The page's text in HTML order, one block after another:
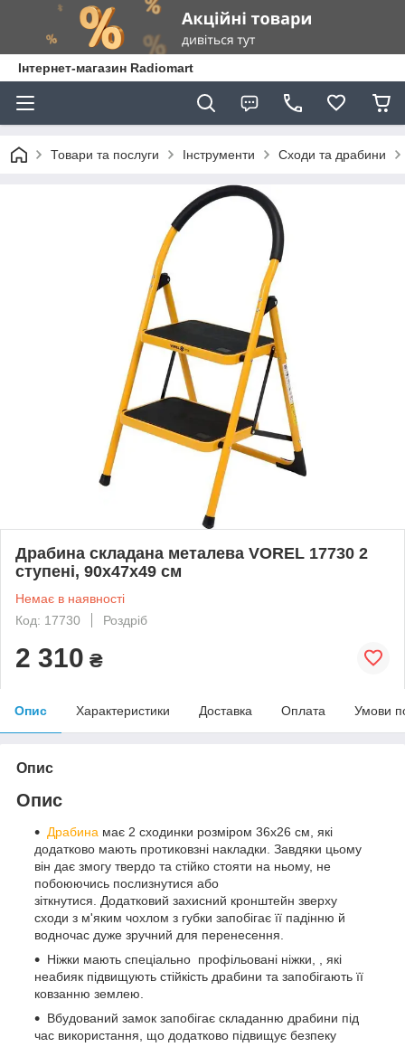
Інтернет-магазин Radiomart
Товари та послуги Інструменти Сходи та драбини
Драбина складана металева VOREL 17730 2
ступені, 90х47х49 см
Немає в наявності
Код: 17730
Роздріб
2 310 ₴
Опис Характеристики Доставка Оплата Умови
Опис
Опис
Драбина має 2 сходинки розміром 36х26 см, які
додатково мають протиковзні накладки. Завдяки цьому
він дає змогу твердо та стійко стояти на ньому, не
побоюючись послизнутися або
зіткнутися. Додатковий захисний кронштейн зверху
сходи з м'яким чохлом з губки запобігає її падінню й
водночас дуже зручний для перенесення.
Ніжки мають спеціально профільовані ніжки, , які
неабияк підвищують стійкість драбини та запобігають її
ковзанню землею.
Вбудований замок запобігає складанню драбини під
час використання, що додатково підвищує безпеку